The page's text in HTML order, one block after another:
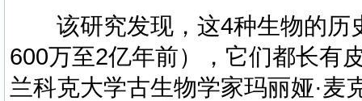
该研究发现，这4种生物的历
600万至2亿年前），它们都长有
兰科克大学古生物学家玛丽娅·麦